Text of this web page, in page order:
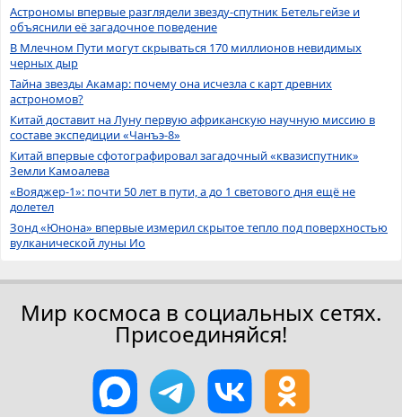
Астрономы впервые разглядели звезду-спутник Бетельгейзе и
объяснили её загадочное поведение
В Млечном Пути могут скрываться 170 миллионов невидимых
черных дыр
Тайна звезды Акамар: почему она исчезла с карт древних
астрономов?
Китай доставит на Луну первую африканскую научную миссию в
составе экспедиции «Чанъэ-8»
Китай впервые сфотографировал загадочный «квазиспутник»
Земли Камоалева
«Вояджер-1»: почти 50 лет в пути, а до 1 светового дня ещё не
долетел
Зонд «Юнона» впервые измерил скрытое тепло под поверхностью
вулканической луны Ио
Мир космоса в социальных сетях.
Присоединяйся!